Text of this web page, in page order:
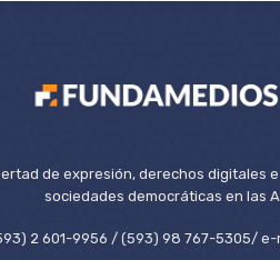
de expresión, derechos digitales
sociedades democráticas en las
2 601-9956 / (593) 98 767-5305/